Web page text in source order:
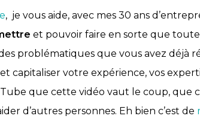
, je vous aide, avec mes 30 ans
et pouvoir faire en sorte que
problématiques que vous avez déjà
capitaliser votre expérience, vos
que cette vidéo vaut le coup,
d’autres personnes. Eh bien c’est de